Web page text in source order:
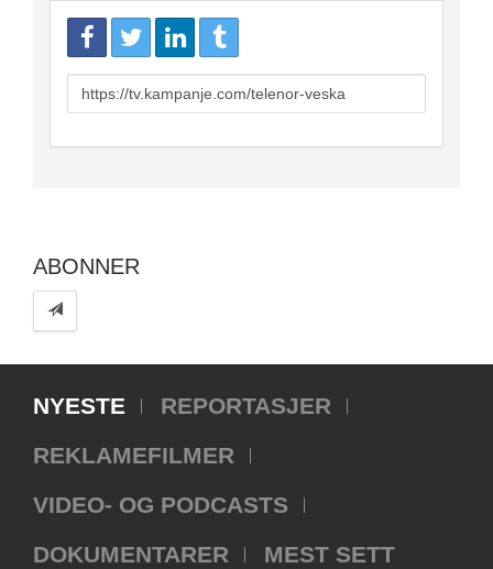
URL
to
ABONNER
NYESTE
REPORTASJER
REKLAMEFILMER
VIDEO- OG PODCASTS
DOKUMENTARER
MEST SETT